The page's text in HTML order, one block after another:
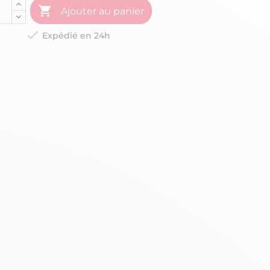
 Ajouter au panier
 Expédié en 24h